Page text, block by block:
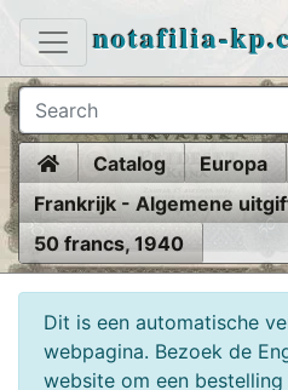
notafilia-
HomeCatalog Europa
Frankrijk - Algemene
50 francs, 1940
Dit is een automatische
webpagina. Bezoek de
website om een